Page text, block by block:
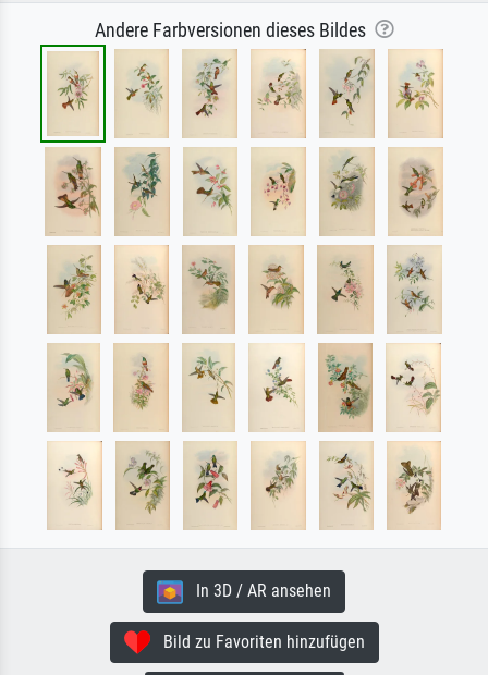
Andere Farbversionen dieses Bildes
In 3D / AR ansehen
Bild zu Favoriten hinzufügen